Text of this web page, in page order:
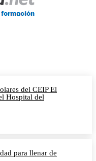
del CEIP El
Hospital del
para llenar de